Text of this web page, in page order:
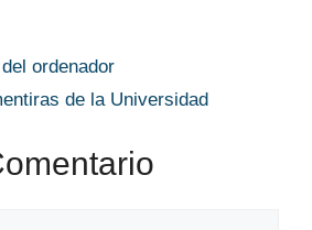
ordenador
de la Universidad